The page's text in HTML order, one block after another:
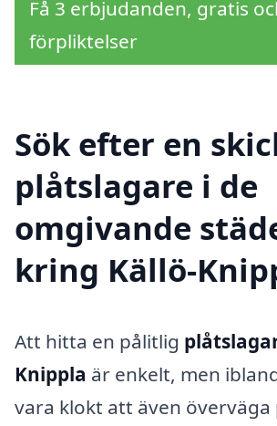
Få 3 erbjudanden, gratis
förpliktelser
Sök efter en
plåtslagare i de
omgivande
kring Källö-
Att hitta en pålitlig
Knippla är enkelt, men
vara klokt att även överväga